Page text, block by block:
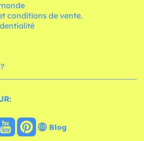
conditions de vente.
Blog